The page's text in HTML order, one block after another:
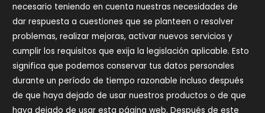
necesario teniendo en cuenta nuestras necesidades de
dar respuesta a cuestiones que se planteen o resolver
problemas, realizar mejoras, activar nuevos servicios y
cumplir los requisitos que exija la legislación aplicable. Esto
significa que podemos conservar tus datos personales
durante un período de tiempo razonable incluso después
de que haya dejado de usar nuestros productos o de que
haya dejado de usar esta página web. Después de este